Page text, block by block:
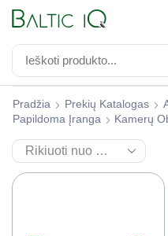
Pradžia Prekių Katalogas
Papildoma Įranga
Kamerų